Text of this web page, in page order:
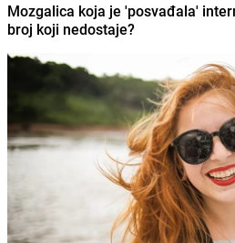
Mozgalica koja je 'posvađala'
broj koji nedostaje?